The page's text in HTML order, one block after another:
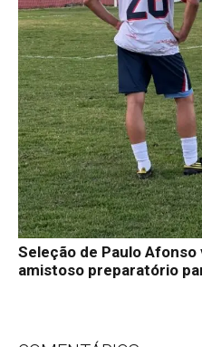
Seleção de Paulo
amistoso preparatório